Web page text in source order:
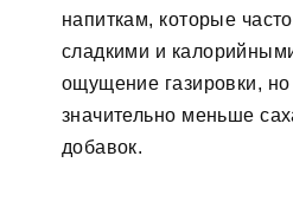
напиткам, которые
сладкими и
ощущение газировки,
значительно меньше
добавок.